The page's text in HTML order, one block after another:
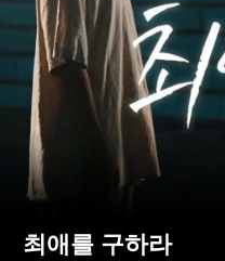
최애를 구하라